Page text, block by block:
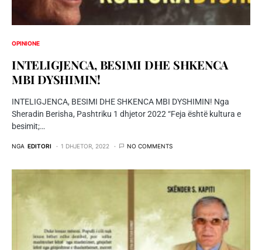
OPINIONE
INTELIGJENCA, BESIMI DHE SHKENCA
MBI DYSHIMIN!
INTELIGJENCA, BESIMI DHE SHKENCA MBI DYSHIMIN! Nga
Sheradin Berisha, Pashtriku 1 dhjetor 2022 “Feja është kultura e
besimit;…
NGA EDITORI 1 DHJETOR, 2022 NO COMMENTS